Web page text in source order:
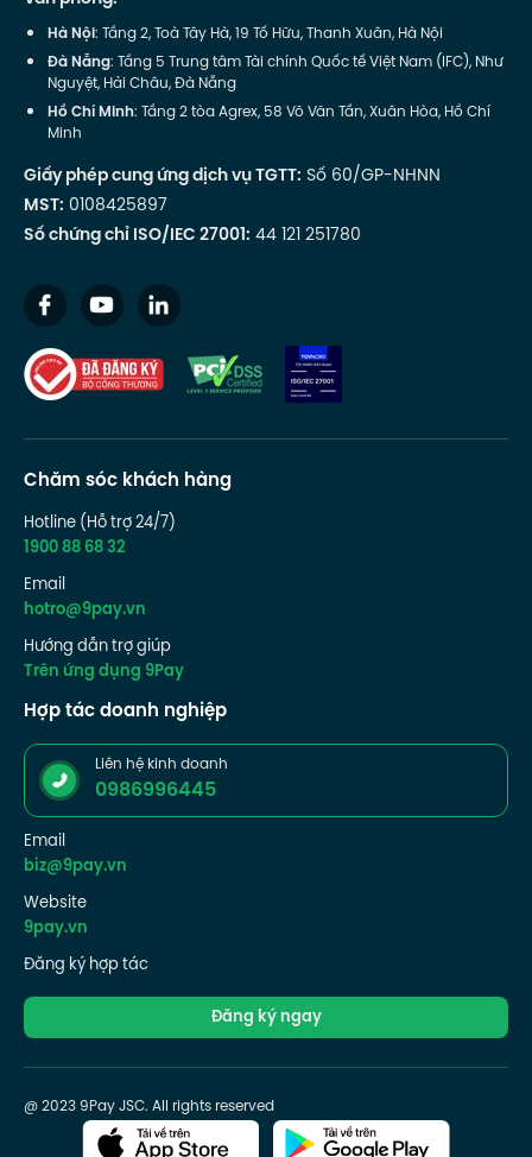
Hà Nội: Tầng 2, Toà Tây Hà, 19 Tố Hữu, Thanh Xuân, Hà Nội
Đà Nẵng: Tầng 5 Trung tâm Tài chính Quốc tế Việt Nam (IFC), Như
Nguyệt, Hải Châu, Đà Nẵng
Hồ Chí Minh: Tầng 2 tòa Agrex, 58 Võ Văn Tần, Xuân Hòa, Hồ Chí
Minh
Giấy phép cung ứng dịch vụ TGTT: Số 60/GP-NHNN
MST: 0108425897
Số chứng chỉ ISO/IEC 27001: 44 121 251780
Chăm sóc khách hàng
Hotline (Hỗ trợ 24/7)
1900 88 68 32
Email
hotro@9pay.vn
Hướng dẫn trợ giúp
Trên ứng dụng 9Pay
Hợp tác doanh nghiệp
Liên hệ kinh doanh
0986996445
Email
biz@9pay.vn
Website
9pay.vn
Đăng ký hợp tác
Đăng ký ngay
@ 2023 9Pay JSC. All rights reserved